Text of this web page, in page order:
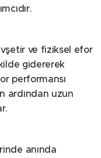
ve fiziksel efor
gidererek
performansı
ardından uzun
anında